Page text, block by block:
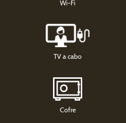
Wi-Fi
TV a cabo
Cofre